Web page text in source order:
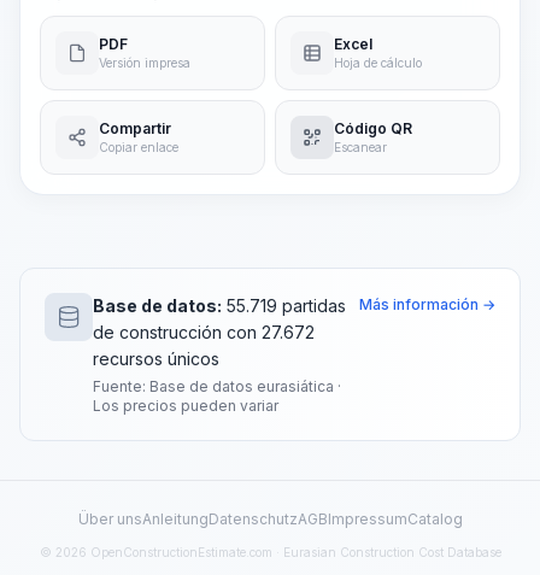
PDF
Versión impresa
Excel
Hoja de cálculo
Compartir
Copiar enlace
Código QR
Escanear
Base de datos: 55.719 partidas
de construcción con 27.672
recursos únicos
Fuente: Base de datos eurasiática ·
Los precios pueden variar
Más información →
Über unsAnleitungDatenschutzAGBImpressumCatalog
© 2026 OpenConstructionEstimate.com · Eurasian Construction Cost Database